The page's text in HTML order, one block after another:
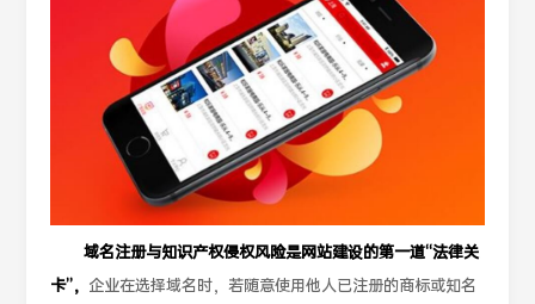
域名注册与知识产权侵权风险是网站建设的第一道“法律关
卡”， 企业在选择域名时，若随意使用他人已注册的商标或知名